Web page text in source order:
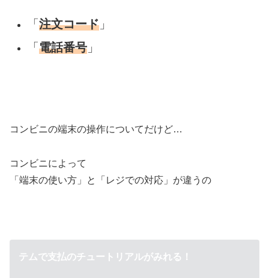
「注文コード 」
「電話番号 」
コンビニの端末の操作についてだけど…
コンビニによって
「端末の使い方」と「レジでの対応」が違うの
テムで支払のチュートリアルがみれる！